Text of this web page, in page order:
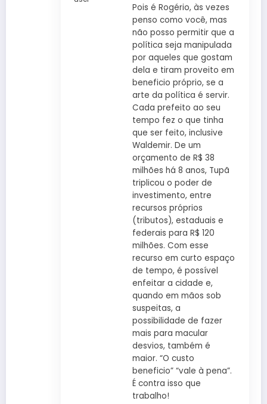
Pois é Rogério, às vezes
penso como você, mas
não posso permitir que a
política seja manipulada
por aqueles que gostam
dela e tiram proveito em
beneficio próprio, se a
arte da política é servir.
Cada prefeito ao seu
tempo fez o que tinha
que ser feito, inclusive
Waldemir. De um
orçamento de R$ 38
milhões há 8 anos, Tupã
triplicou o poder de
investimento, entre
recursos próprios
(tributos), estaduais e
federais para R$ 120
milhões. Com esse
recurso em curto espaço
de tempo, é possível
enfeitar a cidade e,
quando em mãos sob
suspeitas, a
possibilidade de fazer
mais para macular
desvios, também é
maior. “O custo
beneficio” “vale à pena”.
É contra isso que
trabalho!